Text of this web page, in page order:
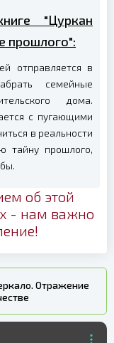
"Цуркан
прошлого":
отправляется в
семейные
дома.
с пугающими
в реальности
тайну прошлого,
об этой
- нам важно
Отражение